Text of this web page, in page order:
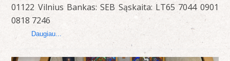
01122 Vilnius Bankas: SEB Sąskaita: LT65 7044 0901
0818 7246
Daugiau...